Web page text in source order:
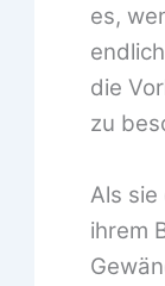
es,
die
zu
Als
ihrem